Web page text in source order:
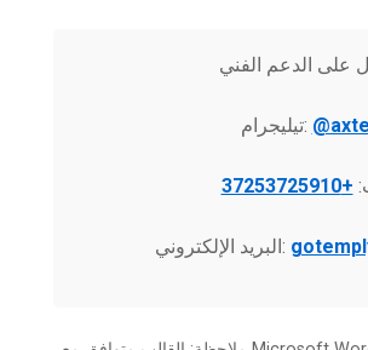
تيليجرام:
+37253725910
البريد الإلكتروني: